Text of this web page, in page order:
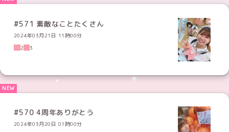
#571 素敵なことたくさん
2024年03月21日 11時00分
2
3
#570 4周年ありがとう
2024年03月20日 01時00分